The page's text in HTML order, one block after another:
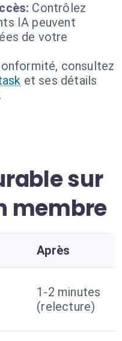
Contrôlez
IA peuvent
de votre
consultez
et ses détails
sur
membre
Après
1-2 minutes
(relecture)